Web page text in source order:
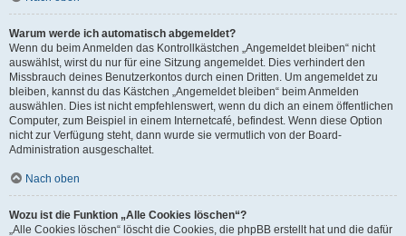
Warum werde ich automatisch abgemeldet?
Wenn du beim Anmelden das Kontrollkästchen „Angemeldet bleiben“ nicht
auswählst, wirst du nur für eine Sitzung angemeldet. Dies verhindert den
Missbrauch deines Benutzerkontos durch einen Dritten. Um angemeldet zu
bleiben, kannst du das Kästchen „Angemeldet bleiben“ beim Anmelden
auswählen. Dies ist nicht empfehlenswert, wenn du dich an einem öffentlichen
Computer, zum Beispiel in einem Internetcafé, befindest. Wenn diese Option
nicht zur Verfügung steht, dann wurde sie vermutlich von der Board-
Administration ausgeschaltet.
Nach oben
Wozu ist die Funktion „Alle Cookies löschen“?
„Alle Cookies löschen“ löscht die Cookies, die phpBB erstellt hat und die dafür